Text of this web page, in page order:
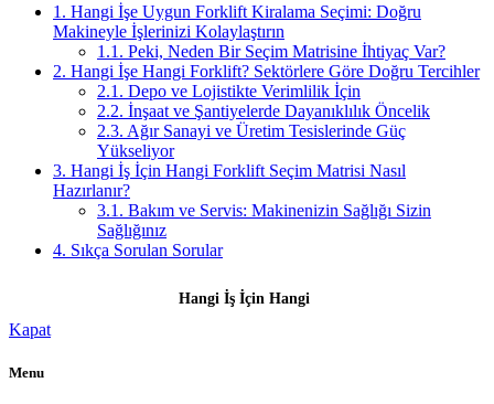
1. Hangi İşe Uygun Forklift Kiralama Seçimi: Doğru
Makineyle İşlerinizi Kolaylaştırın
1.1. Peki, Neden Bir Seçim Matrisine İhtiyaç Var?
2. Hangi İşe Hangi Forklift? Sektörlere Göre Doğru Tercihler
2.1. Depo ve Lojistikte Verimlilik İçin
2.2. İnşaat ve Şantiyelerde Dayanıklılık Öncelik
2.3. Ağır Sanayi ve Üretim Tesislerinde Güç
Yükseliyor
3. Hangi İş İçin Hangi Forklift Seçim Matrisi Nasıl
Hazırlanır?
3.1. Bakım ve Servis: Makinenizin Sağlığı Sizin
Sağlığınız
4. Sıkça Sorulan Sorular
Hangi İş İçin Hangi
Kapat
Menu